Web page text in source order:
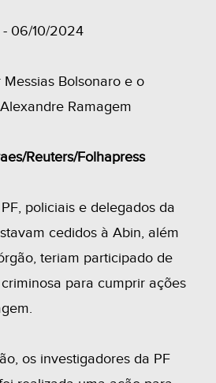
- 06/10/2024
Bolsonaro e o
Ramagem
Reuters/Folhapress
policiais e delegados da
cedidos à Abin, além
teriam participado de
para cumprir ações
os investigadores da PF